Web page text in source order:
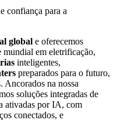
confiança para a
global e oferecemos
mundial em eletrificação,
inteligentes,
preparados para o futuro,
Ancorados na nossa
soluções integradas de
ativadas por IA, com
conectados, e